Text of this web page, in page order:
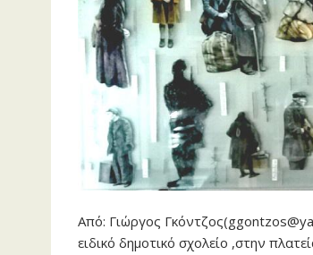
Από: Γιώργος
ειδικό δημοτικό σχολείο ,στην